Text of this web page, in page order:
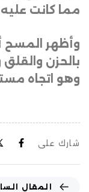
مما كانت
وأظهر المسح
بالحزن والقلق
وهو اتجاه
شارك على
المقال